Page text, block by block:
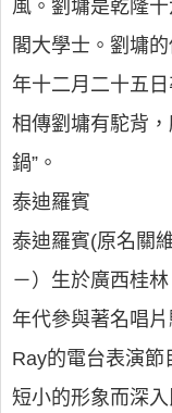
風。劉墉是乾隆
閣大學士。劉墉
年十二月二十五
相傳劉墉有駝背
鍋”。
泰迪羅賓
泰迪羅賓(原名關
－）生於廣西桂
年代參與著名唱
Ray的電台表演
短小的形象而深